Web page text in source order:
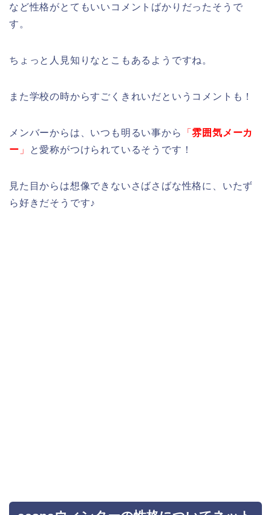
など性格がとてもいいコメントばかりだったそうで
す。
ちょっと人見知りなとこもあるようですね。
また学校の時からすごくきれいだというコメントも！
メンバーからは、いつも明るい事から 「雰囲気メーカ
ー 」 と愛称がつけられているそうです！
見た目からは想像できないさばさばな性格に、いたず
ら好きだそうです♪